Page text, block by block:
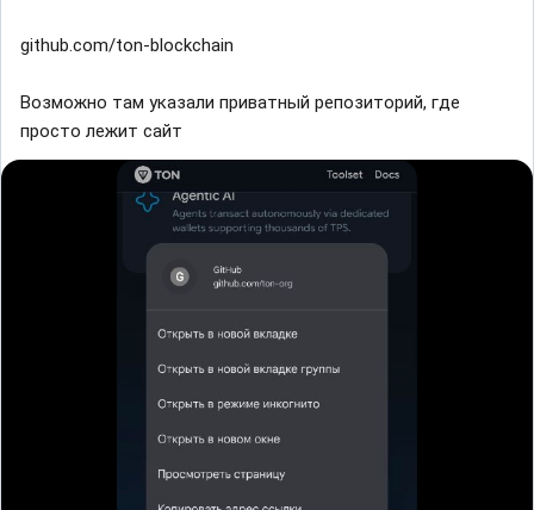
github.com/ton-blockchain
Возможно там указали приватный репозиторий, где
просто лежит сайт